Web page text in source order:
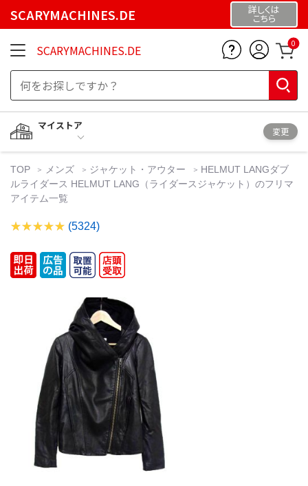
SCARYMACHINES.DE 詳しくは
こちら
SCARYMACHINES.DE 0
マイストア
変更
TOP メンズ ジャケット・アウター
HELMUT LANGダブ
ルライダース HELMUT LANG（ライダースジャケット）のフリマ
アイテム一覧
(5324)